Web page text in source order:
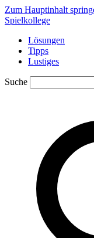
Zum Hauptinhalt
Spielkollege
Lösungen
Tipps
Lustiges
Suche